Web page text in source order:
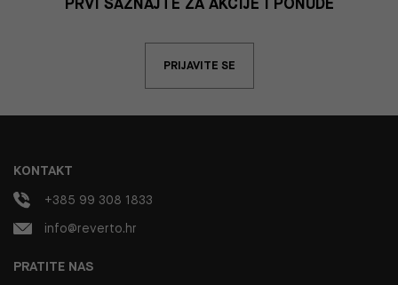
PRIJAVITE SE
PRATITE NAS
KONTAKT
+385 99 308 1833
info@reverto.hr